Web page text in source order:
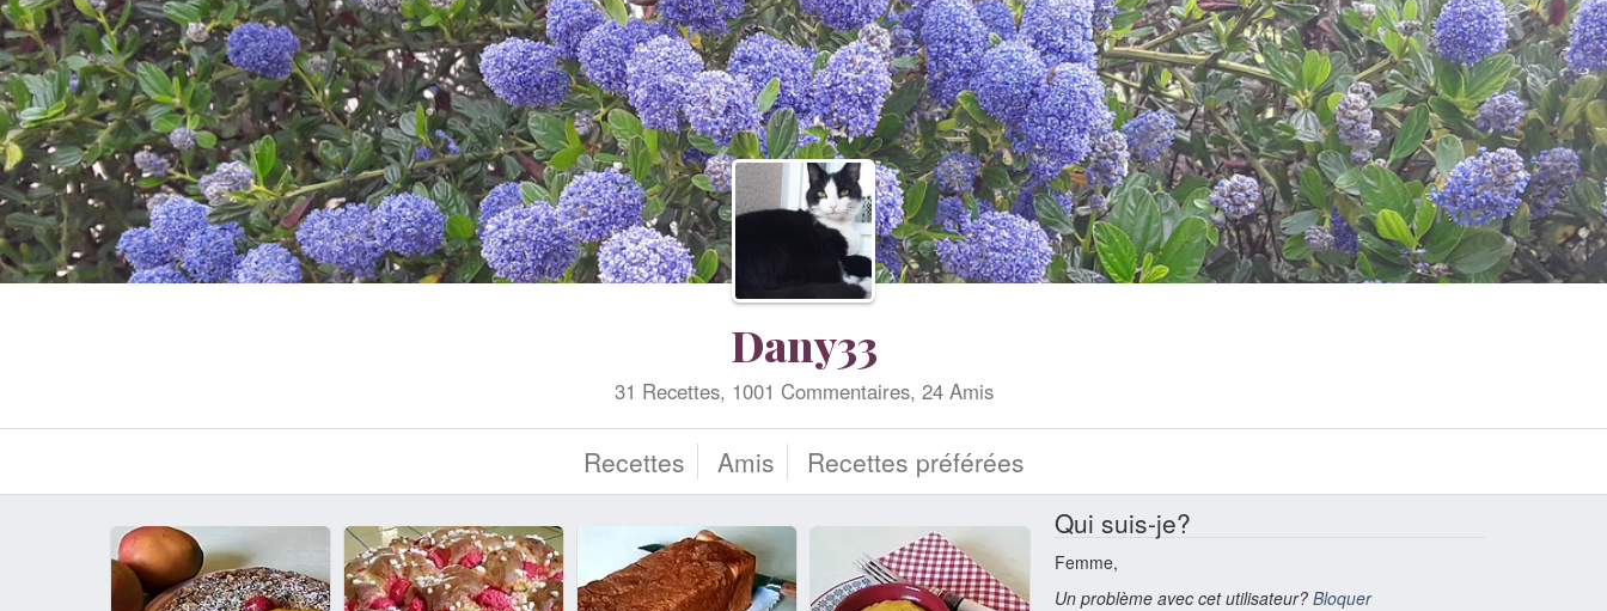
Dany33
31 Recettes, 1001 Commentaires, 24 Amis
Recettes Amis Recettes préférées
Qui suis-je?
Femme,
Un problème avec cet utilisateur? Bloquer